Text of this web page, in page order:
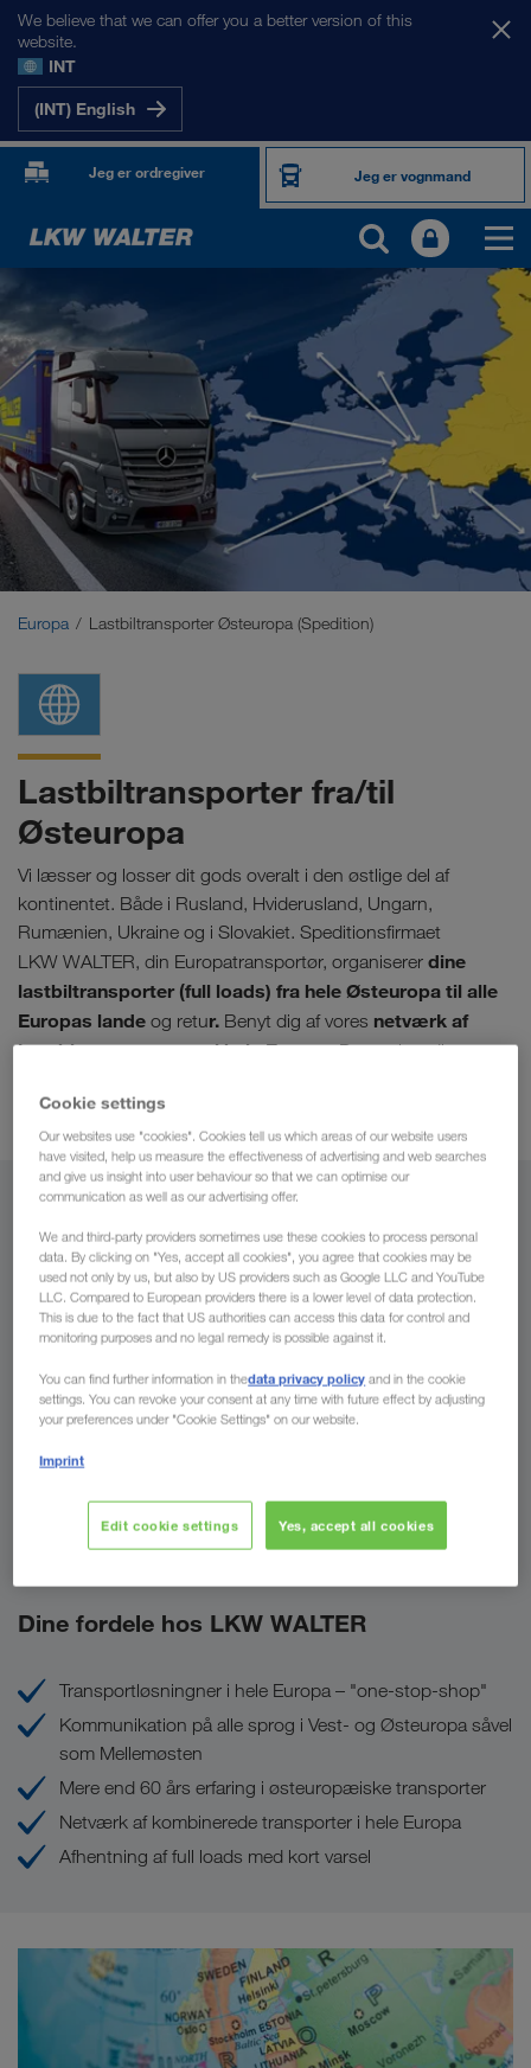
We believe that we can offer you a better version of this
website.
INT
(INT) English
Jeg er ordregiver Jeg er vognmand
VORES MARKEDER
Europa
Centralasien
Rusland
Mellemøsten
Europa Lastbiltransporter Østeuropa (Spedition)
Lastbiltransporter fra/til
Østeuropa
Vi læsser og losser dit gods overalt i den østlige del af
kontinentet. Både i Rusland, Hviderusland, Ungarn,
Rumænien, Ukraine og i Slovakiet. Speditionsfirmaet
LKW WALTER, din Europatransportør, organiserer dine
lastbiltransporter (full loads) fra hele Østeuropa til alle
Europas lande og retur. Benyt dig af vores netværk af
kombineret transport i hele Europa.Dette giver dig
attraktive fragtpriser.
Fra
Danmark
Til
Land
Send din forespørgsel nu
Dine fordele hos LKW WALTER
Transportløsningner i hele Europa – "one-stop-shop"
Kommunikation på alle sprog i Vest- og Østeuropa såvel
som Mellemøsten
Mere end 60 års erfaring i østeuropæiske transporter
Netværk af kombinerede transporter i hele Europa
Afhentning af full loads med kort varsel
Cookie settings
Our websites use "cookies". Cookies tell us which areas of our website users
have visited, help us measure the effectiveness of advertising and web searches
and give us insight into user behaviour so that we can optimise our
communication as well as our advertising offer.
We and third-party providers sometimes use these cookies to process personal
data. By clicking on "Yes, accept all cookies", you agree that cookies may be
used not only by us, but also by US providers such as Google LLC and YouTube
LLC. Compared to European providers there is a lower level of data protection.
This is due to the fact that US authorities can access this data for control and
monitoring purposes and no legal remedy is possible against it.
You can find further information in thedata privacy policy and in the cookie
settings. You can revoke your consent at any time with future effect by adjusting
your preferences under "Cookie Settings" on our website.
Imprint
Edit cookie settings Yes, accept all cookies